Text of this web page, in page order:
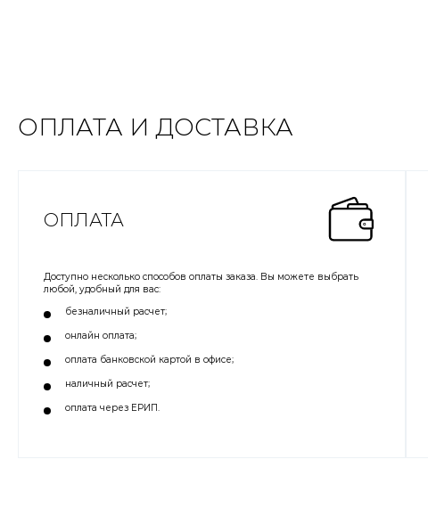
ОПЛАТА И ДОСТАВКА
ОПЛАТА
Доступно несколько способов оплаты заказа. Вы можете выбрать
любой, удобный для вас:
безналичный расчет;
онлайн оплата;
оплата банковской картой в офисе;
наличный расчет;
оплата через ЕРИП.